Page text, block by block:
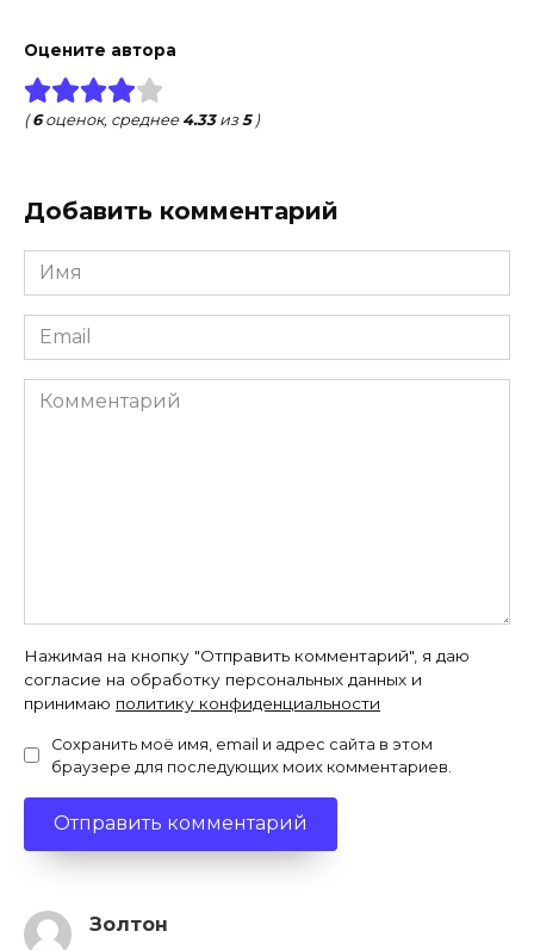
Оцените автора
(6оценок, среднее 4.33из5)
Добавить комментарий
Имя
*
Email
*
Комментарий
Нажимая на кнопку "Отправить комментарий", я даю
согласие на обработку персональных данных и
принимаю политику конфиденциальности
Сохранить моё имя, email и адрес сайта в этом
браузере для последующих моих комментариев.
Золтон